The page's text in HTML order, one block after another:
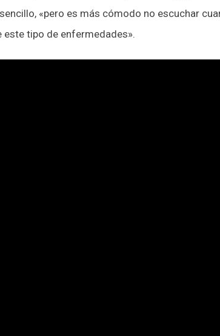
«pero es más cómodo no escuchar
tipo de enfermedades».